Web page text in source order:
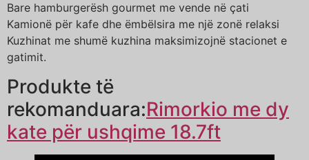
Bare hamburgerësh gourmet me vende në çati
Kamionë për kafe dhe ëmbëlsira me një zonë relaksi
Kuzhinat me shumë kuzhina maksimizojnë stacionet e
gatimit.
Produkte të
rekomanduara:Rimorkio me dy
kate për ushqime 18.7ft